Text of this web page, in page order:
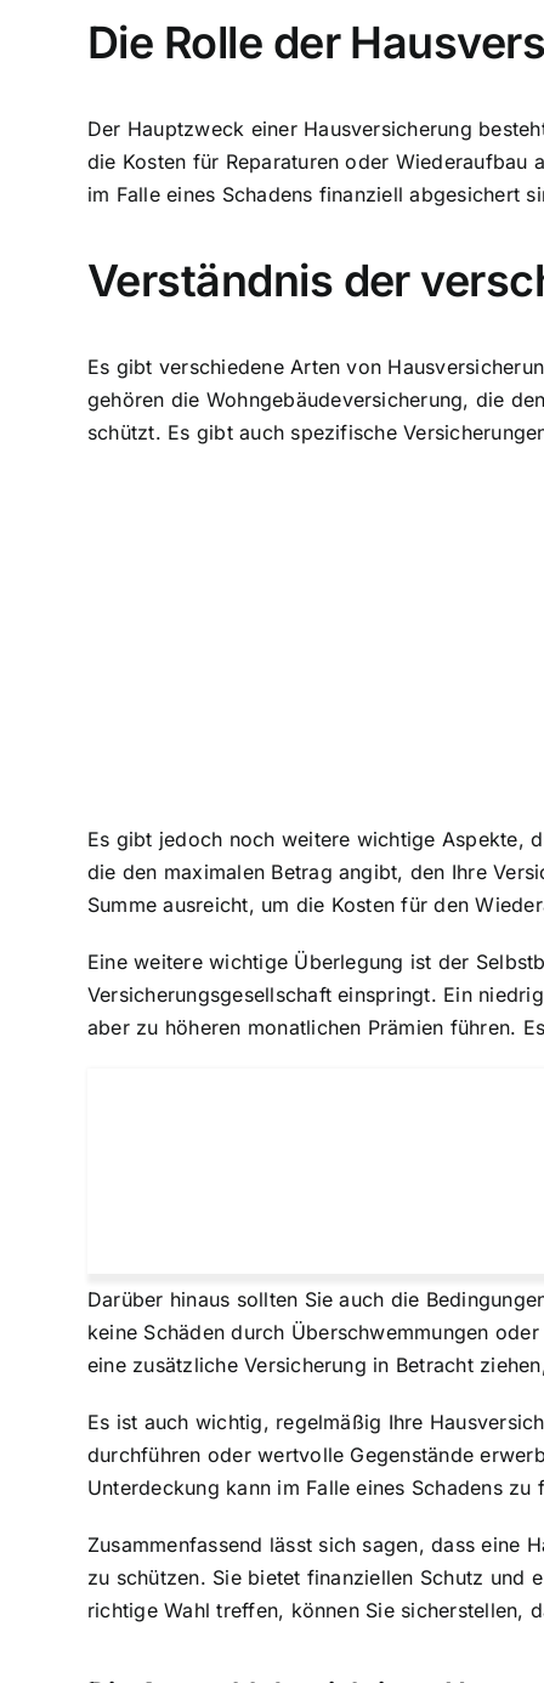
Die Rolle der
Der Hauptzweck einer Hausversicherung
die Kosten für Reparaturen oder Wiederaufbau
im Falle eines Schadens finanziell abgesichert
Verständnis der
Es gibt verschiedene Arten von
gehören die Wohngebäudeversicherung, die
schützt. Es gibt auch spezifische
Es gibt jedoch noch weitere wichtige Aspekte,
die den maximalen Betrag angibt, den Ihre
Summe ausreicht, um die Kosten für den
Eine weitere wichtige Überlegung ist der
Versicherungsgesellschaft einspringt. Ein
aber zu höheren monatlichen Prämien führen.
Darüber hinaus sollten Sie auch die
keine Schäden durch Überschwemmungen
eine zusätzliche Versicherung in Betracht
Es ist auch wichtig, regelmäßig Ihre
durchführen oder wertvolle Gegenstände
Unterdeckung kann im Falle eines Schadens
Zusammenfassend lässt sich sagen, dass eine
zu schützen. Sie bietet finanziellen Schutz und
richtige Wahl treffen, können Sie sicherstellen,